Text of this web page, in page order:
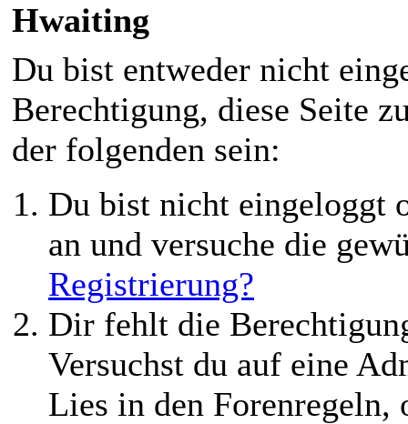
Hwaiting
Du bist entweder nicht
Berechtigung, diese Seite
der folgenden sein:
Du bist nicht eingeloggt
an und versuche die
Registrierung?
Dir fehlt die
Versuchst du auf eine
Lies in den Forenregeln,